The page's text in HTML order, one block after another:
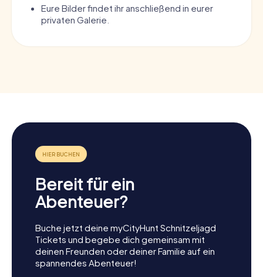
Eure Bilder findet ihr anschließend in eurer
privaten Galerie.
Bereit für ein
Abenteuer?
Buche jetzt deine myCityHunt Schnitzeljagd
Tickets und begebe dich gemeinsam mit
deinen Freunden oder deiner Familie auf ein
spannendes Abenteuer!